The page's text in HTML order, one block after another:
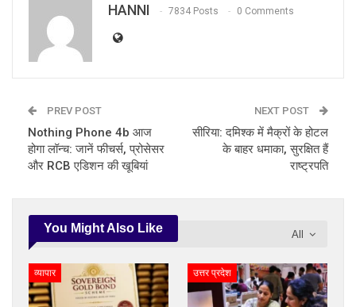
HANNI 7834 Posts 0 Comments
PREV POST
Nothing Phone 4b आज
होगा लॉन्च: जानें फीचर्स, प्रोसेसर
और RCB एडिशन की खूबियां
NEXT POST
सीरिया: दमिश्क में मैक्रों के होटल
के बाहर धमाका, सुरक्षित हैं
राष्ट्रपति
All
You Might Also Like
व्यापार उत्तर प्रदेश